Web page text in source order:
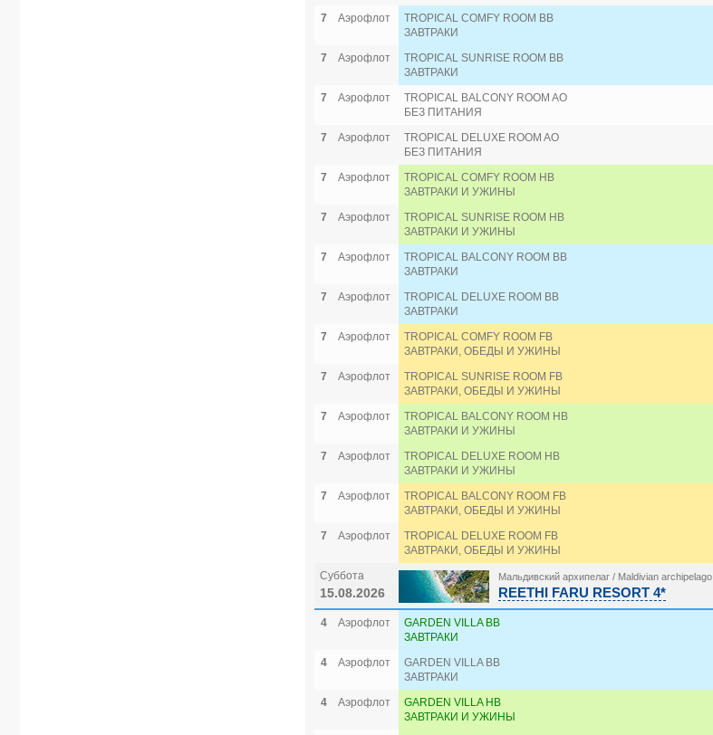
7 Аэрофлот
TROPICAL COMFY ROOM BB
ЗАВТРАКИ
7 Аэрофлот
TROPICAL SUNRISE ROOM BB
ЗАВТРАКИ
7 Аэрофлот
TROPICAL BALCONY ROOM AO
БЕЗ ПИТАНИЯ
7 Аэрофлот
TROPICAL DELUXE ROOM AO
БЕЗ ПИТАНИЯ
7 Аэрофлот
TROPICAL COMFY ROOM HB
ЗАВТРАКИ И УЖИНЫ
7 Аэрофлот
TROPICAL SUNRISE ROOM HB
ЗАВТРАКИ И УЖИНЫ
7 Аэрофлот
TROPICAL BALCONY ROOM BB
ЗАВТРАКИ
7 Аэрофлот
TROPICAL DELUXE ROOM BB
ЗАВТРАКИ
7 Аэрофлот
TROPICAL COMFY ROOM FB
ЗАВТРАКИ, ОБЕДЫ И УЖИНЫ
7 Аэрофлот
TROPICAL SUNRISE ROOM FB
ЗАВТРАКИ, ОБЕДЫ И УЖИНЫ
7 Аэрофлот
TROPICAL BALCONY ROOM HB
ЗАВТРАКИ И УЖИНЫ
7 Аэрофлот
TROPICAL DELUXE ROOM HB
ЗАВТРАКИ И УЖИНЫ
7 Аэрофлот
TROPICAL BALCONY ROOM FB
ЗАВТРАКИ, ОБЕДЫ И УЖИНЫ
7 Аэрофлот
TROPICAL DELUXE ROOM FB
ЗАВТРАКИ, ОБЕДЫ И УЖИНЫ
Суббота
15.08.2026
Мальдивский архипелаг / Maldivian archipelago
REETHI FARU RESORT 4*
4 Аэрофлот
GARDEN VILLA BB
ЗАВТРАКИ
4 Аэрофлот
GARDEN VILLA BB
ЗАВТРАКИ
4 Аэрофлот
GARDEN VILLA HB
ЗАВТРАКИ И УЖИНЫ